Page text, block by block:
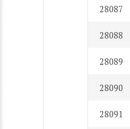
28087
28088
28089
28090
28091